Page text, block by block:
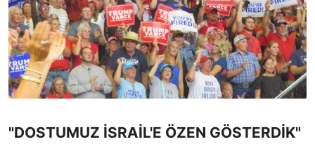
"DOSTUMUZ İSRAİL'E ÖZEN GÖSTERDİK"